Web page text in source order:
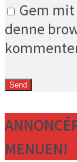
Gem
denne
MENUEN!